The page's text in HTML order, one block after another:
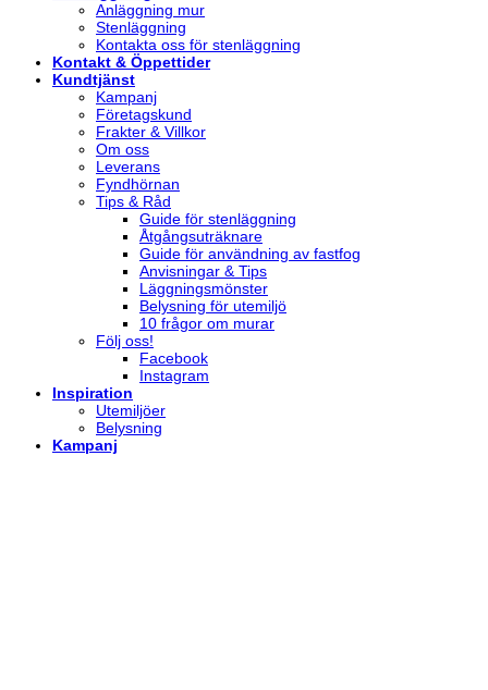
Anläggning mur
Stenläggning
Kontakta oss för stenläggning
Kontakt & Öppettider
Kundtjänst
Kampanj
Företagskund
Frakter & Villkor
Om oss
Leverans
Fyndhörnan
Tips & Råd
Guide för stenläggning
Åtgångsuträknare
Guide för användning av fastfog
Anvisningar & Tips
Läggningsmönster
Belysning för utemiljö
10 frågor om murar
Följ oss!
Facebook
Instagram
Inspiration
Utemiljöer
Belysning
Kampanj